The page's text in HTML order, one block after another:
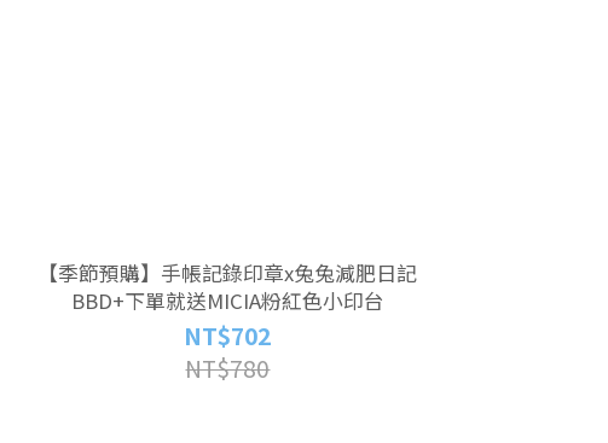
【季節預購】手帳記錄印章x兔兔減肥日記
BBD+下單就送MICIA粉紅色小印台
NT$702
NT$780